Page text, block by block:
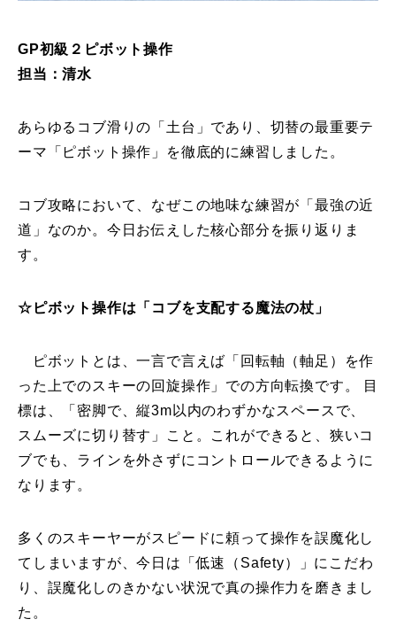
中級2
インストラクター募集
レッスンレポート Report
よくある質問 FAQ
レッスン内容について
お申し込みについて
動画で学ぶ Movie
GP初級２ピボット操作
担当：清水
あらゆるコブ滑りの「土台」であり、切替の最重要テ
ーマ「ピボット操作」を徹底的に練習しました。
コブ攻略において、なぜこの地味な練習が「最強の近
道」なのか。今日お伝えした核心部分を振り返りま
す。
☆ピボット操作は「コブを支配する魔法の杖」
ピボットとは、一言で言えば「回転軸（軸足）を作
った上でのスキーの回旋操作」での方向転換です。 目
標は、「密脚で、縦3m以内のわずかなスペースで、
スムーズに切り替す」こと。これができると、狭いコ
ブでも、ラインを外さずにコントロールできるように
なります。
多くのスキーヤーがスピードに頼って操作を誤魔化し
てしまいますが、今日は「低速（Safety）」にこだわ
り、誤魔化しのきかない状況で真の操作力を磨きまし
た。